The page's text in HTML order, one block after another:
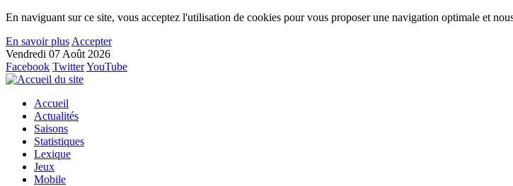
En naviguant sur ce site, vous acceptez l'utilisation de cookies pour vous proposer une navigation optimale et
En savoir plus Accepter
Vendredi 07 Août 2026
Facebook TwitterYouTube
Accueil
Actualités
Saisons
Statistiques
Lexique
Jeux
Mobile